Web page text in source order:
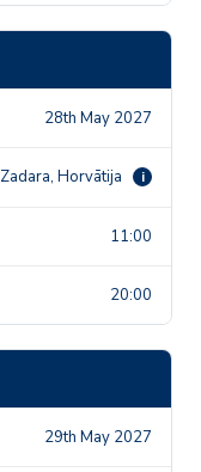
28th May 2027
Zadara, Horvātija i
11:00
20:00
29th May 2027